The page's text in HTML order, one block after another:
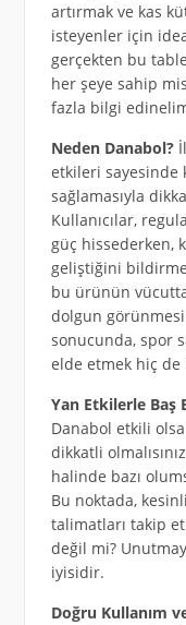
artırmak ve kas
isteyenler için
gerçekten bu
her şeye sahip
fazla bilgi
Neden Danabol?
etkileri sayesinde
sağlamasıyla
Kullanıcılar,
güç hissederken,
geliştiğini
bu ürünün
dolgun
sonucunda, spor
elde etmek hiç de
Yan Etkilerle Baş
Danabol etkili
dikkatli
halinde bazı
Bu noktada,
talimatları takip
değil mi?
iyisidir.
Doğru Kullanım